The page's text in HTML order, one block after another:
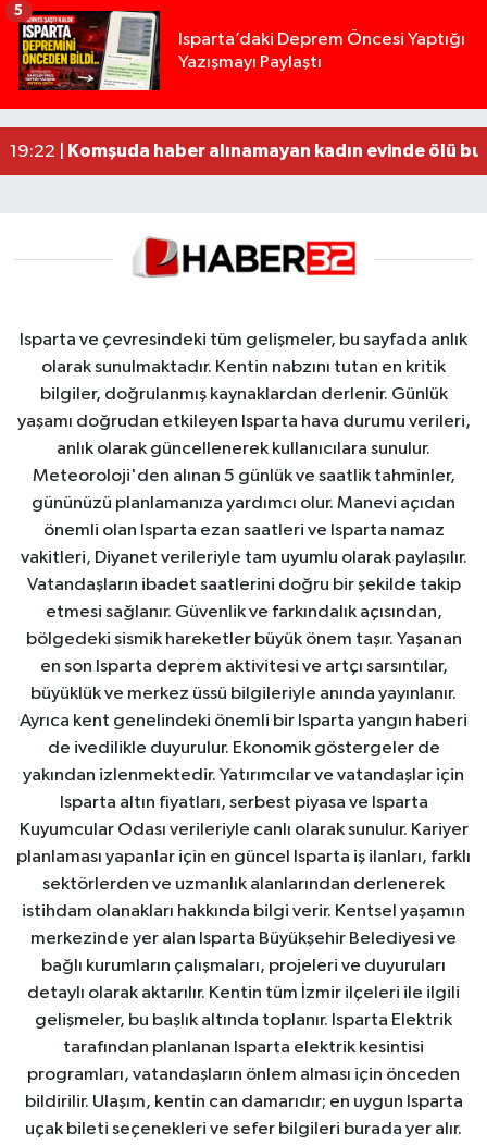
Isparta’daki Deprem Öncesi Yaptığı
Yazışmayı Paylaştı
5
13:00 |Yığılca'da kardeşler arasındaki silahlı kavgada
12:48 |Tur teknesi çalışanlarının birbirine girdiği kavga
02:26 |MOTOSİKLETLE ÇARPIŞAN OTOMOBİL GÜL
19:22 |
Komşuda haber alınamayan kadın evinde ölü
Isparta ve çevresindeki tüm gelişmeler, bu sayfada anlık
olarak sunulmaktadır. Kentin nabzını tutan en kritik
bilgiler, doğrulanmış kaynaklardan derlenir. Günlük
yaşamı doğrudan etkileyen Isparta hava durumu verileri,
anlık olarak güncellenerek kullanıcılara sunulur.
Meteoroloji'den alınan 5 günlük ve saatlik tahminler,
gününüzü planlamanıza yardımcı olur. Manevi açıdan
önemli olan Isparta ezan saatleri ve Isparta namaz
vakitleri, Diyanet verileriyle tam uyumlu olarak paylaşılır.
Vatandaşların ibadet saatlerini doğru bir şekilde takip
etmesi sağlanır. Güvenlik ve farkındalık açısından,
bölgedeki sismik hareketler büyük önem taşır. Yaşanan
en son Isparta deprem aktivitesi ve artçı sarsıntılar,
büyüklük ve merkez üssü bilgileriyle anında yayınlanır.
Ayrıca kent genelindeki önemli bir Isparta yangın haberi
de ivedilikle duyurulur. Ekonomik göstergeler de
yakından izlenmektedir. Yatırımcılar ve vatandaşlar için
Isparta altın fiyatları, serbest piyasa ve Isparta
Kuyumcular Odası verileriyle canlı olarak sunulur. Kariyer
planlaması yapanlar için en güncel Isparta iş ilanları, farklı
sektörlerden ve uzmanlık alanlarından derlenerek
istihdam olanakları hakkında bilgi verir. Kentsel yaşamın
merkezinde yer alan Isparta Büyükşehir Belediyesi ve
bağlı kurumların çalışmaları, projeleri ve duyuruları
detaylı olarak aktarılır. Kentin tüm İzmir ilçeleri ile ilgili
gelişmeler, bu başlık altında toplanır. Isparta Elektrik
tarafından planlanan Isparta elektrik kesintisi
programları, vatandaşların önlem alması için önceden
bildirilir. Ulaşım, kentin can damarıdır; en uygun Isparta
uçak bileti seçenekleri ve sefer bilgileri burada yer alır.